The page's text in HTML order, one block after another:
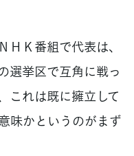
Ｋ番組で代表は、
選挙区で互角に戦っ
これは既に擁立して
味かというのがまず